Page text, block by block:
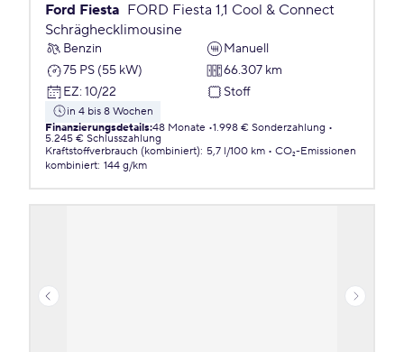
Ford Fiesta FORD Fiesta 1,1 Cool & Connect
Schräghecklimousine
Benzin
Manuell
75 PS (55 kW)
66.307 km
EZ: 10/22 Stoff
in 4 bis 8 Wochen
Finanzierungsdetails:48 Monate 1.998 € Sonderzahlung
5.245 € Schlusszahlung
Kraftstoffverbrauch (kombiniert): 5,7 l/100 km
CO₂-Emissionen
kombiniert: 144 g/km